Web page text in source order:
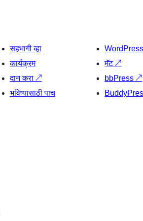
सहभागी व्हा
कार्यक्रम
दान करा ↗
भविष्यासाठी पाच
मॅट↗
bbPress↗